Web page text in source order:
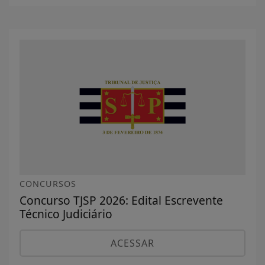
CONCURSOS
Concurso TJSP 2026: Edital Escrevente
Técnico Judiciário
ACESSAR